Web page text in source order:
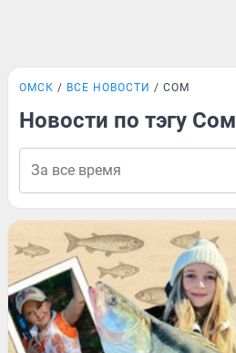
ОМСК ВСЕ НОВОСТИ СОМ
Новости по тэгу Сом